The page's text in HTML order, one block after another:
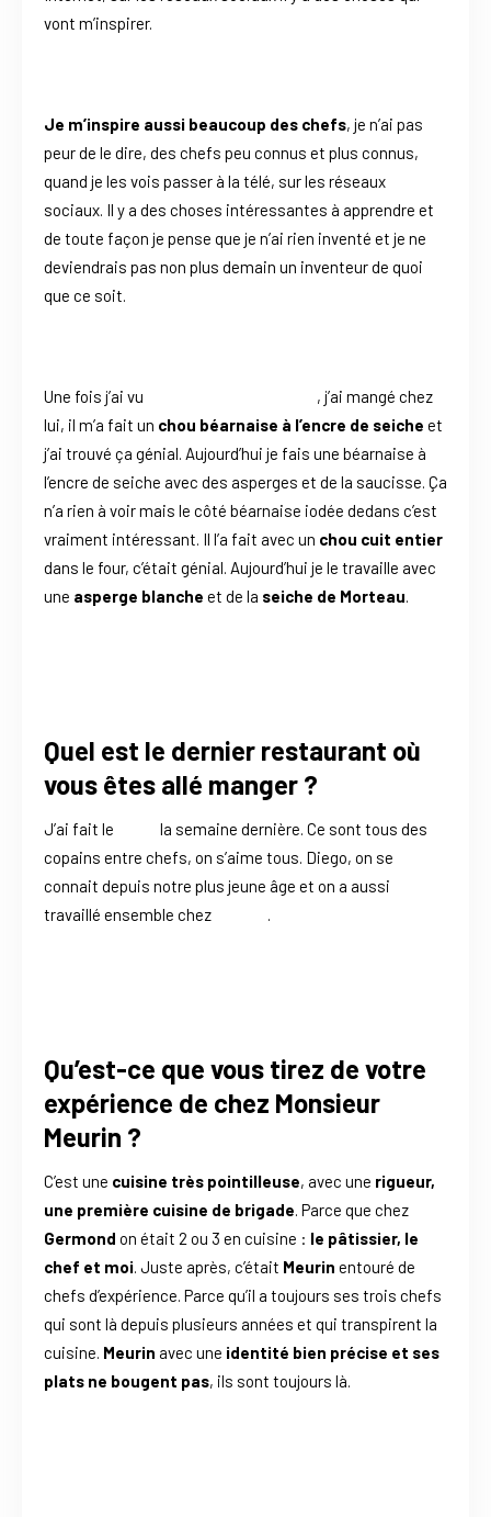
vont m’inspirer.
Je m’inspire aussi beaucoup des chefs, je n’ai pas
peur de le dire, des chefs peu connus et plus connus,
quand je les vois passer à la télé, sur les réseaux
sociaux. Il y a des choses intéressantes à apprendre et
de toute façon je pense que je n’ai rien inventé et je ne
deviendrais pas non plus demain un inventeur de quoi
que ce soit.
Une fois j’ai vu
, j’ai mangé chez
lui, il m’a fait un chou béarnaise à l’encre de seiche et
j’ai trouvé ça génial. Aujourd’hui je fais une béarnaise à
l’encre de seiche avec des asperges et de la saucisse. Ça
n’a rien à voir mais le côté béarnaise iodée dedans c’est
vraiment intéressant. Il l’a fait avec un chou cuit entier
dans le four, c’était génial. Aujourd’hui je le travaille avec
une asperge blanche et de la seiche de Morteau.
Quel est le dernier restaurant où
vous êtes allé manger ?
J’ai fait le
la semaine dernière. Ce sont tous des
copains entre chefs, on s’aime tous. Diego, on se
connait depuis notre plus jeune âge et on a aussi
travaillé ensemble chez
.
Qu’est-ce que vous tirez de votre
expérience de chez Monsieur
Meurin ?
C’est une cuisine très pointilleuse, avec une rigueur,
une première cuisine de brigade. Parce que chez
Germond on était 2 ou 3 en cuisine : le pâtissier, le
chef et moi. Juste après, c’était Meurin entouré de
chefs d’expérience. Parce qu’il a toujours ses trois chefs
qui sont là depuis plusieurs années et qui transpirent la
cuisine. Meurin avec une identité bien précise et ses
plats ne bougent pas, ils sont toujours là.